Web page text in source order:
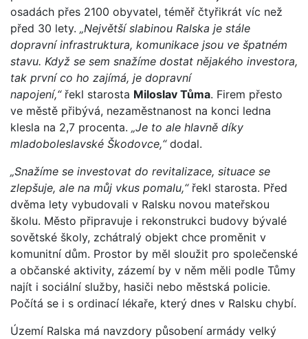
osadách přes 2100 obyvatel, téměř čtyřikrát víc než
před 30 lety. „Největší slabinou Ralska je stále
dopravní infrastruktura, komunikace jsou ve špatném
stavu. Když se sem snažíme dostat nějakého investora,
tak první co ho zajímá, je dopravní
napojení,“řekl starosta Miloslav Tůma. Firem přesto
ve městě přibývá, nezaměstnanost na konci ledna
klesla na 2,7 procenta. „Je to ale hlavně díky
mladoboleslavské Škodovce,“dodal.
„Snažíme se investovat do revitalizace, situace se
zlepšuje, ale na můj vkus pomalu,“řekl starosta. Před
dvěma lety vybudovali v Ralsku novou mateřskou
školu. Město připravuje i rekonstrukci budovy bývalé
sovětské školy, zchátralý objekt chce proměnit v
komunitní dům. Prostor by měl sloužit pro společenské
a občanské aktivity, zázemí by v něm měli podle Tůmy
najít i sociální služby, hasiči nebo městská policie.
Počítá se i s ordinací lékaře, který dnes v Ralsku chybí.
Území Ralska má navzdory působení armády velký